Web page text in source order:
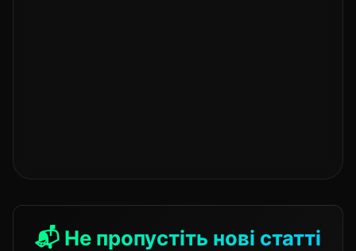
📬 Не пропустіть нові статті